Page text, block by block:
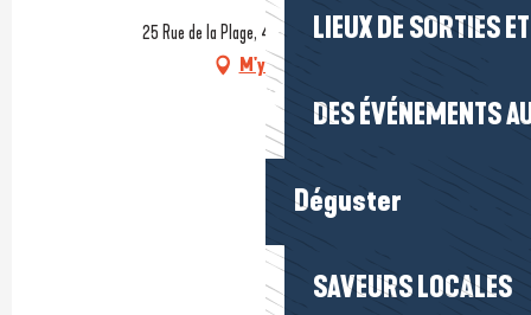
LIEUX DE SORTIES
DES ÉVÉNEMENTS
Déguster
SAVEURS LOCALES
25 Rue de la Plage, 44740 Batz-sur-Mer
M'y rendre